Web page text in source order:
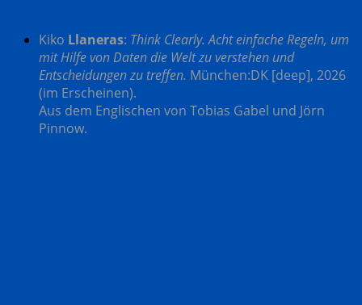
Kiko Llaneras: Think Clearly. Acht einfache Regeln, um
mit Hilfe von Daten die Welt zu verstehen und
Entscheidungen zu treffen. München:DK [deep], 2026
(im Erscheinen).
Aus dem Englischen von Tobias Gabel und Jörn
Pinnow.